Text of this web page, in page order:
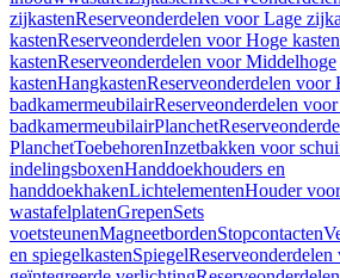
zijkastenReserveonderdelen voor Lage
kastenReserveonderdelen voor Hoge kasten
kastenReserveonderdelen voor Middelhoge
kastenHangkastenReserveonderdelen voor
badkamermeubilairReserveonderdelen
badkamermeubilairPlanchet
PlanchetToebehorenInzetbakken voor
indelingsboxenHanddoekhouders en
handdoekhakenLichtelementenHouder voor
wastafelplatenGrepenSets
voetsteunenMagneetbordenStopcontacten
en spiegelkastenSpiegelReserveonderdelen